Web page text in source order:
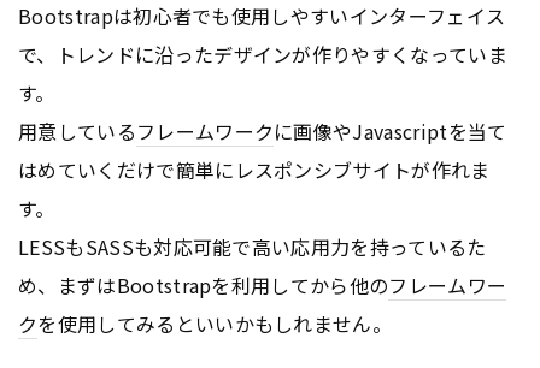
Bootstrapは初心者でも使用しやすいインターフェイス
で、トレンドに沿ったデザインが作りやすくなっていま
す。
用意しているフレームワークに画像やJavascriptを当て
はめていくだけで簡単にレスポンシブサイトが作れま
す。
LESSもSASSも対応可能で高い応用力を持っているた
め、まずはBootstrapを利用してから他のフレームワー
クを使用してみるといいかもしれません。